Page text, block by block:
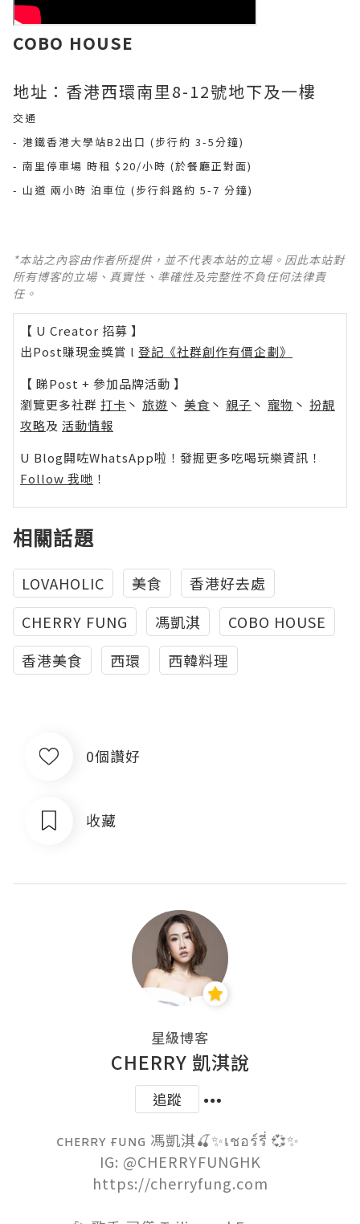
COBO HOUSE
地址：香港西環南里8-12號地下及一樓
交通
- 港鐵香港大學站B2出口 (步行約 3-5分鐘)
- 南里停車場 時租 $20/小時 (於餐廳正對面)
- 山道 兩小時 泊車位 (步行斜路約 5-7 分鐘)
*本站之內容由作者所提供，並不代表本站的立場。因此本站對
所有博客的立場、真實性、準確性及完整性不負任何法律責
任。
【 U Creator 招募 】
出Post賺現金獎賞 l 登記《社群創作有價企劃》
【 睇Post + 參加品牌活動 】
瀏覽更多社群 打卡 丶 旅遊 丶 美食 丶 親子 丶 寵物 丶 扮靚
攻略及 活動情報
U Blog開咗WhatsApp啦！發掘更多吃喝玩樂資訊！
Follow 我哋 ！
相關話題
LOVAHOLIC 美食
香港好去處
CHERRY FUNG
馮凱淇
COBO HOUSE
香港美食
西環 西韓料理
0個讚好
收藏
星級博客
CHERRY 凱淇說
追蹤
ᴄʜᴇʀʀʏ ғᴜɴɢ 馮凱淇🍒✨เชอร์รี่ 💞✨
IG: @CHERRYFUNGHK
https://cherryfung.com